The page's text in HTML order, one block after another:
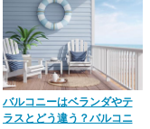
バルコニーはベランダやテ
ラスとどう違う？バルコニ